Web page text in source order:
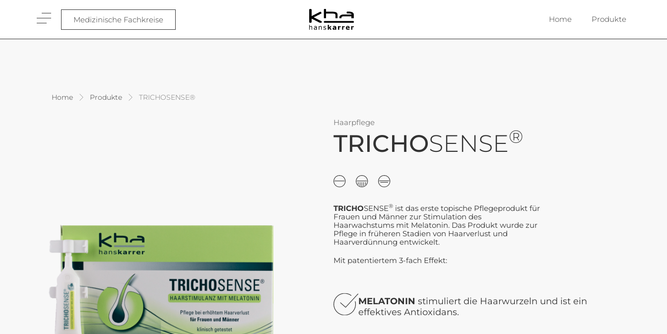
Medizinische Fachkreise Home Produkte
Home Produkte TRICHOSENSE®
Haarpflege
TRICHOSENSE®
TRICHOSENSE® ist das erste topische Pflegeprodukt für
Frauen und Männer zur Stimulation des
Haarwachstums mit Melatonin. Das Produkt wurde zur
Pflege in früheren Stadien von Haarverlust und
Haarverdünnung entwickelt.
Mit patentiertem 3-fach Effekt:
MELATONIN stimuliert die Haarwurzeln und ist ein
effektives Antioxidans.